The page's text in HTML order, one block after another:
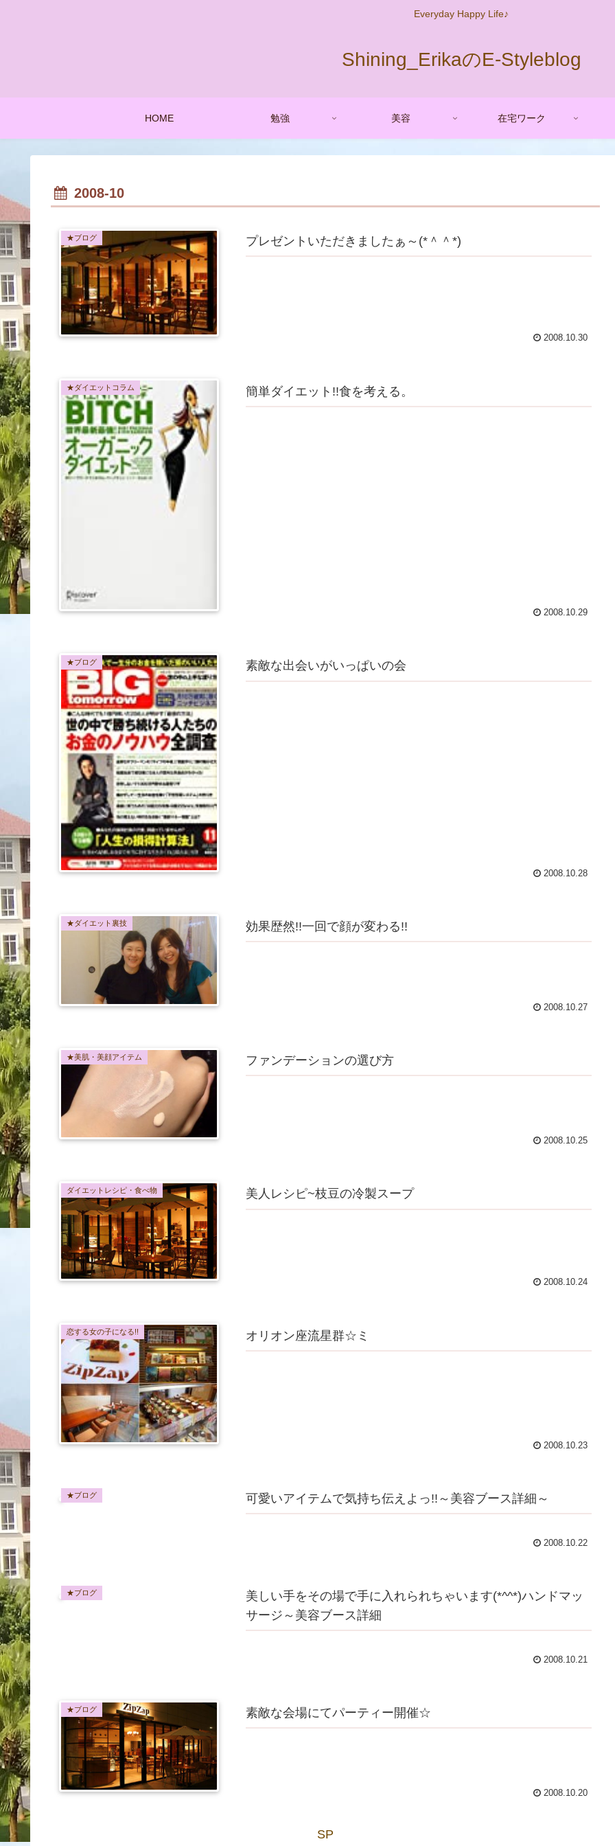
Everyday Happy Life♪
Shining_ErikaのE-Styleblog
HOME 勉強 美容 在宅ワーク
2008-10
★ブログ プレゼントいただきましたぁ～(*＾＾*)
2008.10.30
★ダイエットコラム 簡単ダイエット!!食を考える。
2008.10.29
★ブログ 素敵な出会いがいっぱいの会
2008.10.28
★ダイエット裏技 効果歴然!!一回で顔が変わる!!
2008.10.27
★美肌・美顔アイテム ファンデーションの選び方
2008.10.25
ダイエットレシピ・食べ物 美人レシピ~枝豆の冷製スープ
2008.10.24
恋する女の子になる!! オリオン座流星群☆ミ
2008.10.23
★ブログ 可愛いアイテムで気持ち伝えよっ!!～美容ブース詳細～
2008.10.22
★ブログ
美しい手をその場で手に入れられちゃいます(*^^*)ハンドマッ
サージ～美容ブース詳細
2008.10.21
★ブログ 素敵な会場にてパーティー開催☆
2008.10.20
SP